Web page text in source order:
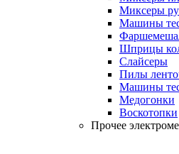
Миксеры
Машины
Шприцы
Слайсеры
Пилы
Машины
Медогонки
Воскотопки
Прочее